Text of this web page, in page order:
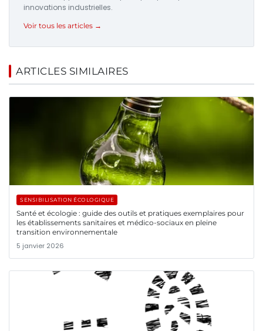
innovations industrielles.
Voir tous les articles →
ARTICLES SIMILAIRES
SENSIBILISATION ÉCOLOGIQUE
Santé et écologie : guide des outils et pratiques exemplaires pour
les établissements sanitaires et médico-sociaux en pleine
transition environnementale
5 janvier 2026